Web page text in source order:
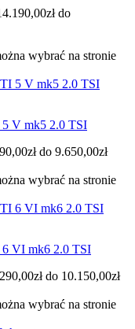
do
wybrać na stronie
V mk5 2.0 TSI
do 9.650,00zł
wybrać na stronie
VI mk6 2.0 TSI
do 10.150,00zł
wybrać na stronie